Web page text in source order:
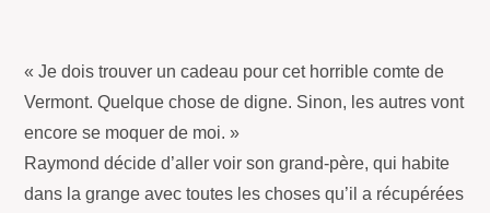
« Je dois trouver un cadeau pour cet horrible comte de
Vermont. Quelque chose de digne. Sinon, les autres vont
encore se moquer de moi. »
Raymond décide d’aller voir son grand-père, qui habite
dans la grange avec toutes les choses qu’il a récupérées